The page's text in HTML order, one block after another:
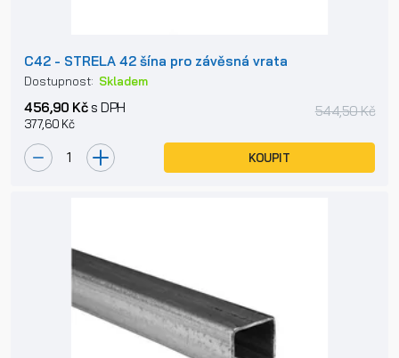
C42 - STRELA 42 šína pro závěsná vrata
Dostupnost: Skladem
456,90 Kčs DPH
377,60 Kč
544,50 Kč
KOUPIT